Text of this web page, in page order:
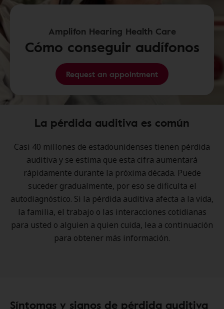
Amplifon Hearing Health Care
Cómo conseguir audífonos
Request an appointment
La pérdida auditiva es común
Casi 40 millones de estadounidenses tienen pérdida
auditiva y se estima que esta cifra aumentará
rápidamente durante la próxima década. Puede
suceder gradualmente, por eso se dificulta el
autodiagnóstico. Si la pérdida auditiva afecta a la vida,
la familia, el trabajo o las interacciones cotidianas
para usted o alguien a quien cuida, lea a continuación
para obtener más información.
Síntomas y signos de pérdida auditiva